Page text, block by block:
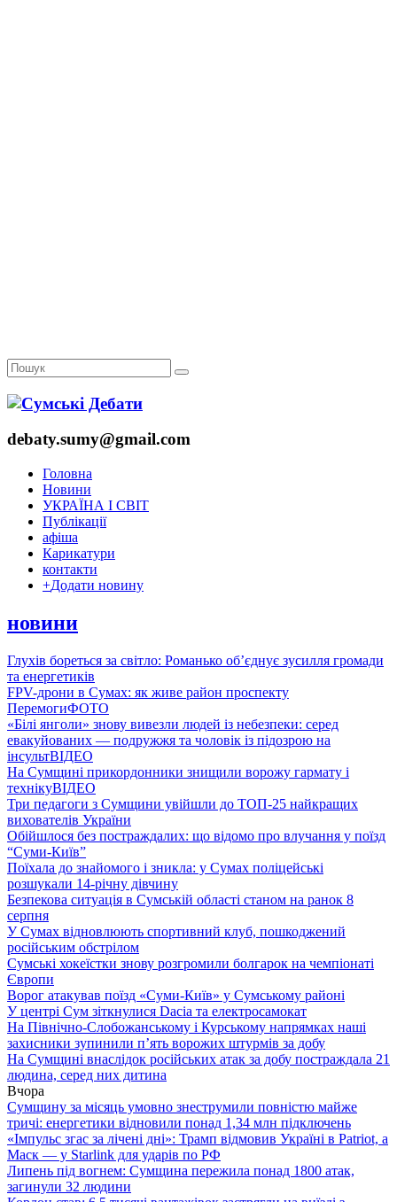
debaty.sumy@gmail.com
Головна
Новини
УКРАЇНА І СВІТ
Публікації
афіша
Карикатури
контакти
+Додати новину
новини
Глухів бореться за світло: Романько об’єднує зусилля громади
та енергетиків
FPV-дрони в Сумах: як живе район проспекту
ПеремогиФОТО
«Білі янголи» знову вивезли людей із небезпеки: серед
евакуйованих — подружжя та чоловік із підозрою на
інсультВІДЕО
На Сумщині прикордонники знищили ворожу гармату і
технікуВІДЕО
Три педагоги з Сумщини увійшли до ТОП-25 найкращих
вихователів України
Обійшлося без постраждалих: що відомо про влучання у поїзд
“Суми-Київ”
Поїхала до знайомого і зникла: у Сумах поліцейські
розшукали 14-річну дівчину
Безпекова ситуація в Сумській області станом на ранок 8
серпня
У Сумах відновлюють спортивний клуб, пошкоджений
російським обстрілом
Сумські хокеїстки знову розгромили болгарок на чемпіонаті
Європи
Ворог атакував поїзд «Суми-Київ» у Сумському районі
У центрі Сум зіткнулися Dacia та електросамокат
На Північно-Слобожанському і Курському напрямках наші
захисники зупинили п’ять ворожих штурмів за добу
На Сумщині внаслідок російських атак за добу постраждала 21
людина, серед них дитина
Вчора
Сумщину за місяць умовно знеструмили повністю майже
тричі: енергетики відновили понад 1,34 млн підключень
«Імпульс згас за лічені дні»: Трамп відмовив Україні в Patriot, а
Маск — у Starlink для ударів по РФ
Липень під вогнем: Сумщина пережила понад 1800 атак,
загинули 32 людини